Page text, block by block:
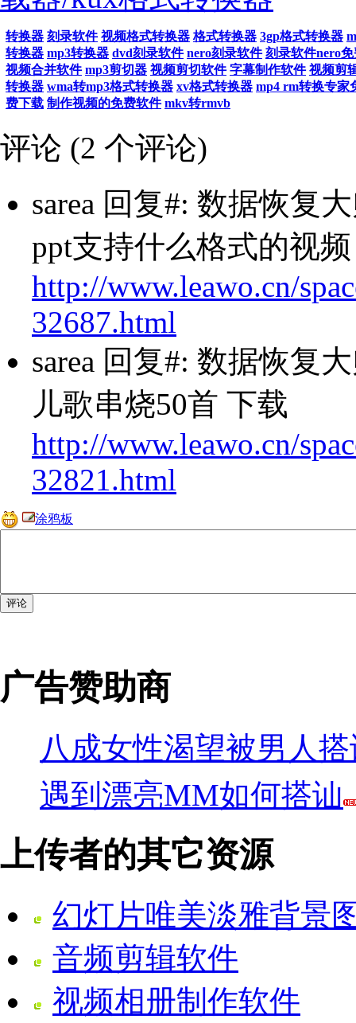
转换器 刻录软件 视频格式转换器 格式转换器 3gp格式转换器
转换器 mp3转换器 dvd刻录软件 nero刻录软件 刻录软件nero
视频合并软件 mp3剪切器 视频剪切软件 字幕制作软件 视频剪
转换器 wma转mp3格式转换器 xv格式转换器 mp4 rm转换专家
费下载 制作视频的免费软件 mkv转rmvb
评论 (2 个评论)
sarea 回复#: 数据恢复
ppt支持什么格式的视频
http://www.leawo.cn/
32687.html
sarea 回复#: 数据恢复
儿歌串烧50首 下载
http://www.leawo.cn/
32821.html
涂鸦板
广告赞助商
八成女性渴望被男人
遇到漂亮MM如何搭讪
上传者的其它资源
幻灯片唯美淡雅背景
音频剪辑软件
视频相册制作软件